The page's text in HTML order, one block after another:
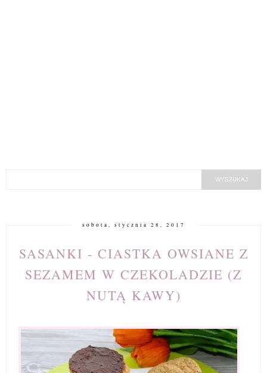
sobota, stycznia 28, 2017
SASANKI - CIASTKA OWSIANE Z
SEZAMEM W CZEKOLADZIE (Z
NUTĄ KAWY)